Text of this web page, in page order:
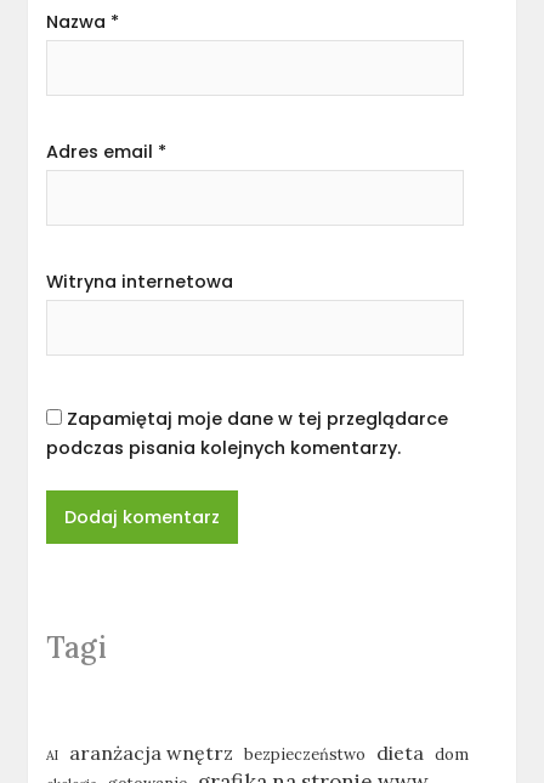
Nazwa *
Adres email *
Witryna internetowa
Zapamiętaj moje dane w tej przeglądarce
podczas pisania kolejnych komentarzy.
Tagi
AI aranżacja wnętrz bezpieczeństwo dieta dom